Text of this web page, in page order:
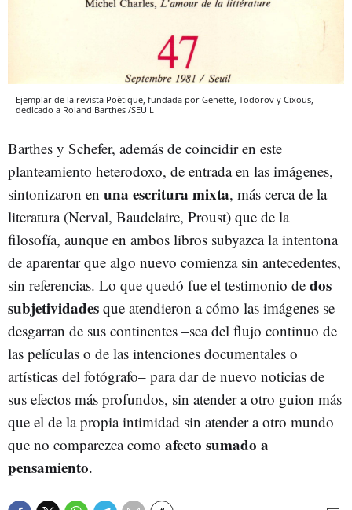
Ejemplar de la revista Poètique, fundada por Genette, Todorov y Cixous,
dedicado a Roland Barthes /SEUIL
Barthes y Schefer, además de coincidir en este
planteamiento heterodoxo, de entrada en las imágenes,
sintonizaron en una escritura mixta, más cerca de la
literatura (Nerval, Baudelaire, Proust) que de la
filosofía, aunque en ambos libros subyazca la intentona
de aparentar que algo nuevo comienza sin antecedentes,
sin referencias. Lo que quedó fue el testimonio de dos
subjetividades que atendieron a cómo las imágenes se
desgarran de sus continentes –sea del flujo continuo de
las películas o de las intenciones documentales o
artísticas del fotógrafo– para dar de nuevo noticias de
sus efectos más profundos, sin atender a otro guion más
que el de la propia intimidad sin atender a otro mundo
que no comparezca como afecto sumado a
pensamiento.